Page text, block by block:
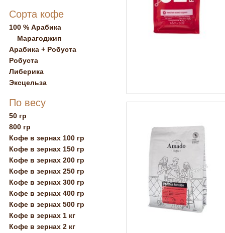
Сорта кофе
100 % Арабика
Марагоджип
Арабика + Робуста
Робуста
Либерика
Эксцельза
По весу
50 гр
800 гр
Кофе в зернах 100 гр
Кофе в зернах 150 гр
Кофе в зернах 200 гр
Кофе в зернах 250 гр
Кофе в зернах 300 гр
Кофе в зернах 400 гр
Кофе в зернах 500 гр
Кофе в зернах 1 кг
Кофе в зернах 2 кг